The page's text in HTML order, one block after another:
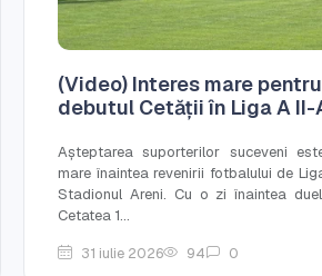
(Video) Interes mare pentru
debutul Cetății în Liga A II-
Așteptarea suporterilor suceveni
mare înaintea revenirii fotbalului de
Stadionul Areni. Cu o zi înaintea
Cetatea 1...
31 iulie 2026
94 0